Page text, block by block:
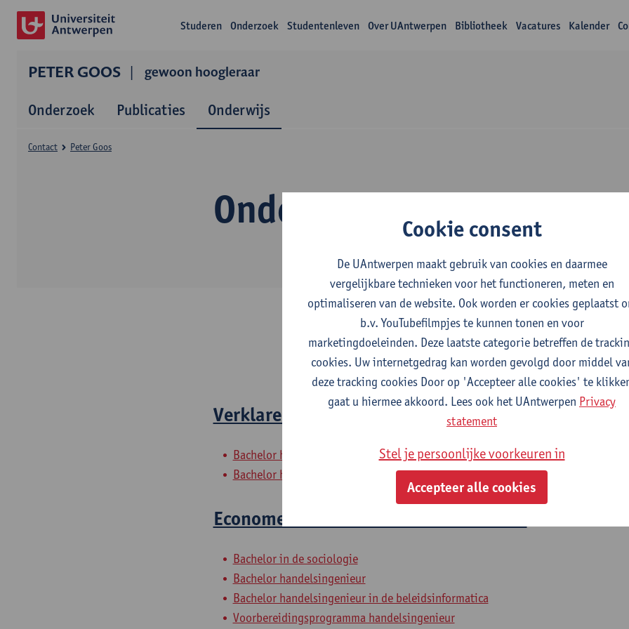
Studeren Onderzoek Studentenleven Over UAntwerpen Bibliotheek Vacatures Kalender
PETER GOOS gewoon hoogleraar
Onderzoek Publicaties Onderwijs
Onderwijs Peter Goos
Contact Peter Goos
2026-2027 2025-2026 2024-2025
Verklarende statistiek
Bachelor handelsingenieur
Bachelor handelsingenieur in de beleidsinformatica
Econometrie en multivariate statistiek
Bachelor in de sociologie
Bachelor handelsingenieur
Bachelor handelsingenieur in de beleidsinformatica
Voorbereidingsprogramma handelsingenieur
Cookie consent
De UAntwerpen maakt gebruik van cookies en daarmee
vergelijkbare technieken voor het functioneren, meten en
optimaliseren van de website. Ook worden er cookies geplaatst
b.v. YouTubefilmpjes te kunnen tonen en voor
marketingdoeleinden. Deze laatste categorie betreffen de
cookies. Uw internetgedrag kan worden gevolgd door middel
deze tracking cookies Door op 'Accepteer alle cookies' te
gaat u hiermee akkoord. Lees ook het UAntwerpen Privacy
statement
Stel je persoonlijke voorkeuren in
Accepteer alle cookies